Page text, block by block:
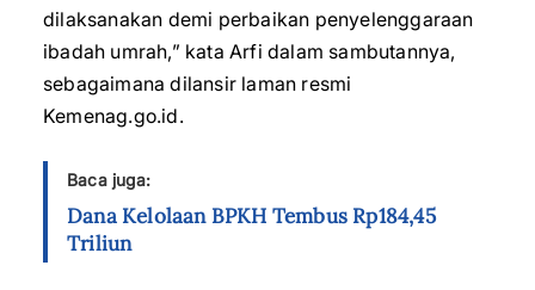
dilaksanakan demi perbaikan penyelenggaraan
ibadah umrah,” kata Arfi dalam sambutannya,
sebagaimana dilansir laman resmi
Kemenag.go.id.
Baca juga:
Dana Kelolaan BPKH Tembus Rp184,45
Triliun